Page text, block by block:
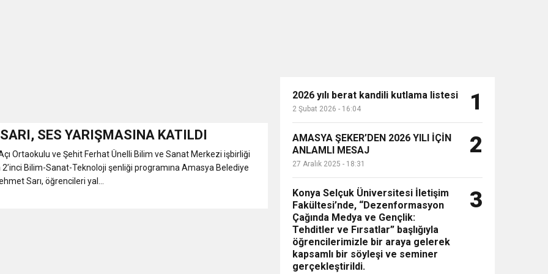
“Amasya’nın Gururları: Dereceye Giren Öğrenciler İçin Anlamlı Tören”
Festivali
listesi
SES YARIŞMASINA KATILDI
Ortaokulu ve Şehit Ferhat Ünelli Bilim ve Sanat Merkezi işbirliği
Bilim-Sanat-Teknoloji şenliği programına Amasya Belediye
Sarı, öğrencileri yal...
2026 yılı berat kandili kutlama listesi
2 Şubat 2026 - 16:04 1
AMASYA ŞEKER’DEN 2026 YILI İÇİN
ANLAMLI MESAJ
27 Aralık 2025 - 18:31
2
Konya Selçuk Üniversitesi İletişim
Fakültesi’nde, “Dezenformasyon
Çağında Medya ve Gençlik:
Tehditler ve Fırsatlar” başlığıyla
öğrencilerimizle bir araya gelerek
kapsamlı bir söyleşi ve seminer
gerçekleştirildi.
3